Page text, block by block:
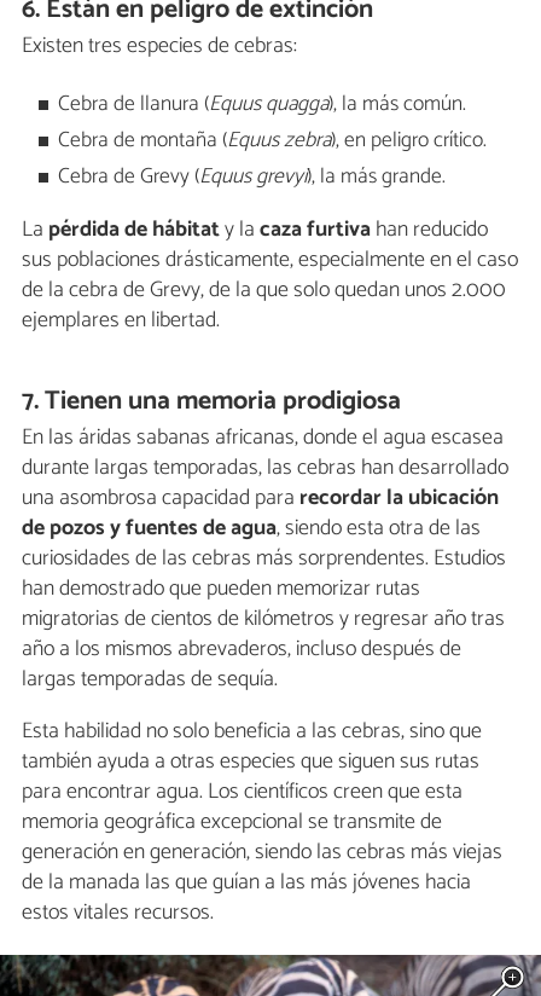
6. Están en peligro de extinción
Existen tres especies de cebras:
Cebra de llanura (Equus quagga),la más común.
Cebra de montaña (Equus zebra), en peligro crítico.
Cebra de Grevy (Equus grevyi), la más grande.
La pérdida de hábitaty lacaza furtivahan reducido
sus poblaciones drásticamente, especialmente en el caso
de la cebra de Grevy, de la que solo quedan unos 2.000
ejemplares en libertad.
7. Tienen una memoria prodigiosa
En las áridas sabanas africanas, donde el agua escasea
durante largas temporadas, las cebras han desarrollado
una asombrosa capacidad para recordar la ubicación
de pozos y fuentes de agua, siendo esta otra de las
curiosidades de las cebras más sorprendentes. Estudios
han demostrado que pueden memorizar rutas
migratorias de cientos de kilómetros y regresar año tras
año a los mismos abrevaderos, incluso después de
largas temporadas de sequía.
Esta habilidad no solo beneficia a las cebras, sino que
también ayuda a otras especies que siguen sus rutas
para encontrar agua. Los científicos creen que esta
memoria geográfica excepcional se transmite de
generación en generación, siendo las cebras más viejas
de la manada las que guían a las más jóvenes hacia
estos vitales recursos.